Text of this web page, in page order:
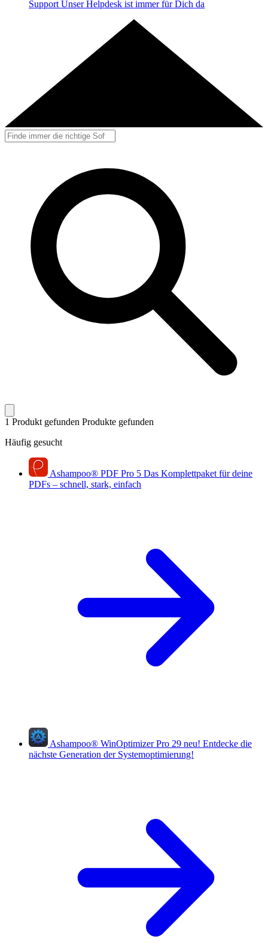
Support Unser Helpdesk ist immer für Dich da
1 Produkt gefunden Produkte gefunden
Häufig gesucht
Ashampoo® PDF Pro 5 Das Komplettpaket für deine
PDFs – schnell, stark, einfach
Ashampoo® WinOptimizer Pro 29 neu! Entdecke die
nächste Generation der Systemoptimierung!